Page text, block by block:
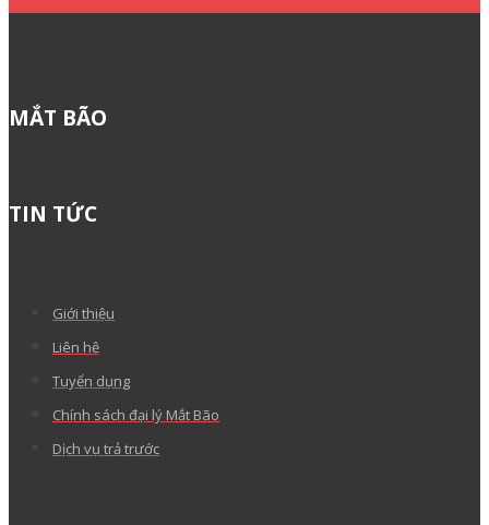
MẮT BÃO
TIN TỨC
Giới thiệu
Liên hệ
Tuyển dụng
Chính sách đại lý Mắt Bão
Dịch vụ trả trước